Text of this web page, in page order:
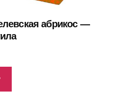
абрикос —